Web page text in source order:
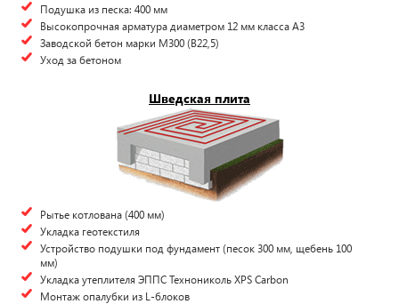
Подушка из песка: 400 мм
Высокопрочная арматура диаметром 12 мм класса А3
Заводской бетон марки М300 (B22,5)
Уход за бетоном
Шведская плита
Рытье котлована (400 мм)
Укладка геотекстиля
Устройство подушки под фундамент (песок 300 мм, щебень 100
мм)
Укладка утеплителя ЭППС Технониколь XPS Carbon
Монтаж опалубки из L-блоков